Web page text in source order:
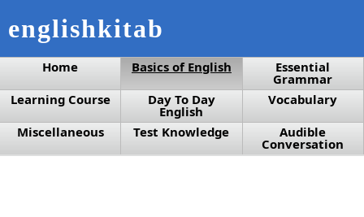
englishkitab
Home Basics of English Essential
Grammar
Learning Course
Day To Day
English
Vocabulary
Miscellaneous
Test Knowledge Audible
Conversation